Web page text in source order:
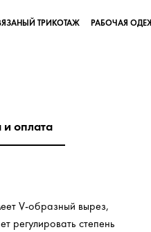
ТРИКОТАЖ
РАБОЧАЯ
и оплата
V-образный вырез,
регулировать степень